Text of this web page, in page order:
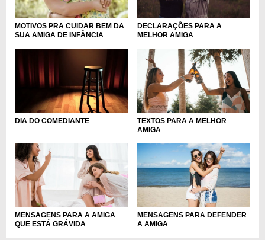
MOTIVOS PRA CUIDAR BEM DA
SUA AMIGA DE INFÂNCIA
DECLARAÇÕES PARA A
MELHOR AMIGA
DIA DO COMEDIANTE
TEXTOS PARA A MELHOR
AMIGA
MENSAGENS PARA A AMIGA
QUE ESTÁ GRÁVIDA
MENSAGENS PARA DEFENDER
A AMIGA